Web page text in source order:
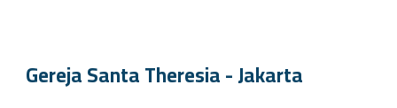
Gereja Santa Theresia - Jakarta